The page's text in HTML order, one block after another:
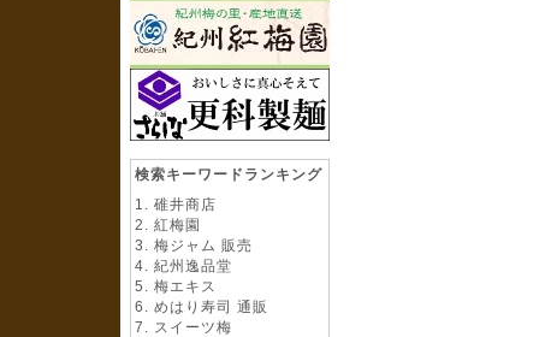
検索キーワードランキング
碓井商店
紅梅園
梅ジャム 販売
紀州逸品堂
梅エキス
めはり寿司 通販
スイーツ梅